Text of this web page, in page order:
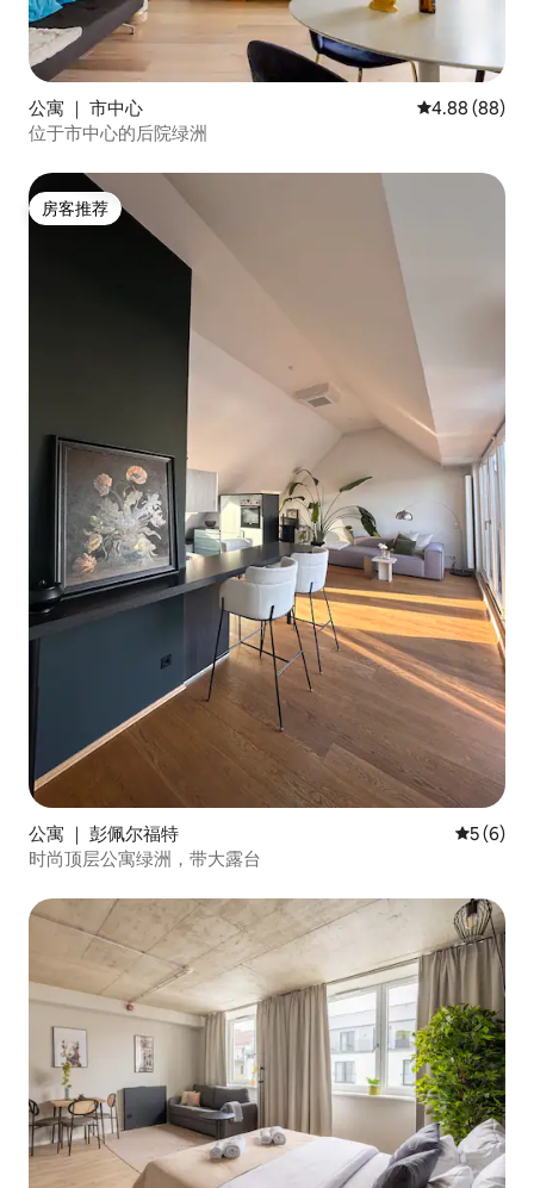
公寓 ｜ 市中心 平均评分 4.88
4.88 (88)
位于市中心的后院绿洲
房客推荐
房客推荐
公寓 ｜ 彭佩尔福特 平均评分
5 (6)
时尚顶层公寓绿洲，带大露台